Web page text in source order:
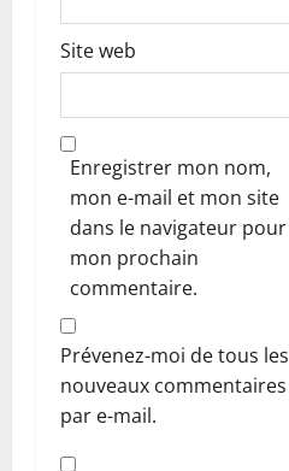
Site web
Enregistrer mon nom,
mon e-mail et mon site
dans le navigateur pour
mon prochain
commentaire.
Prévenez-moi de tous les
nouveaux commentaires
par e-mail.